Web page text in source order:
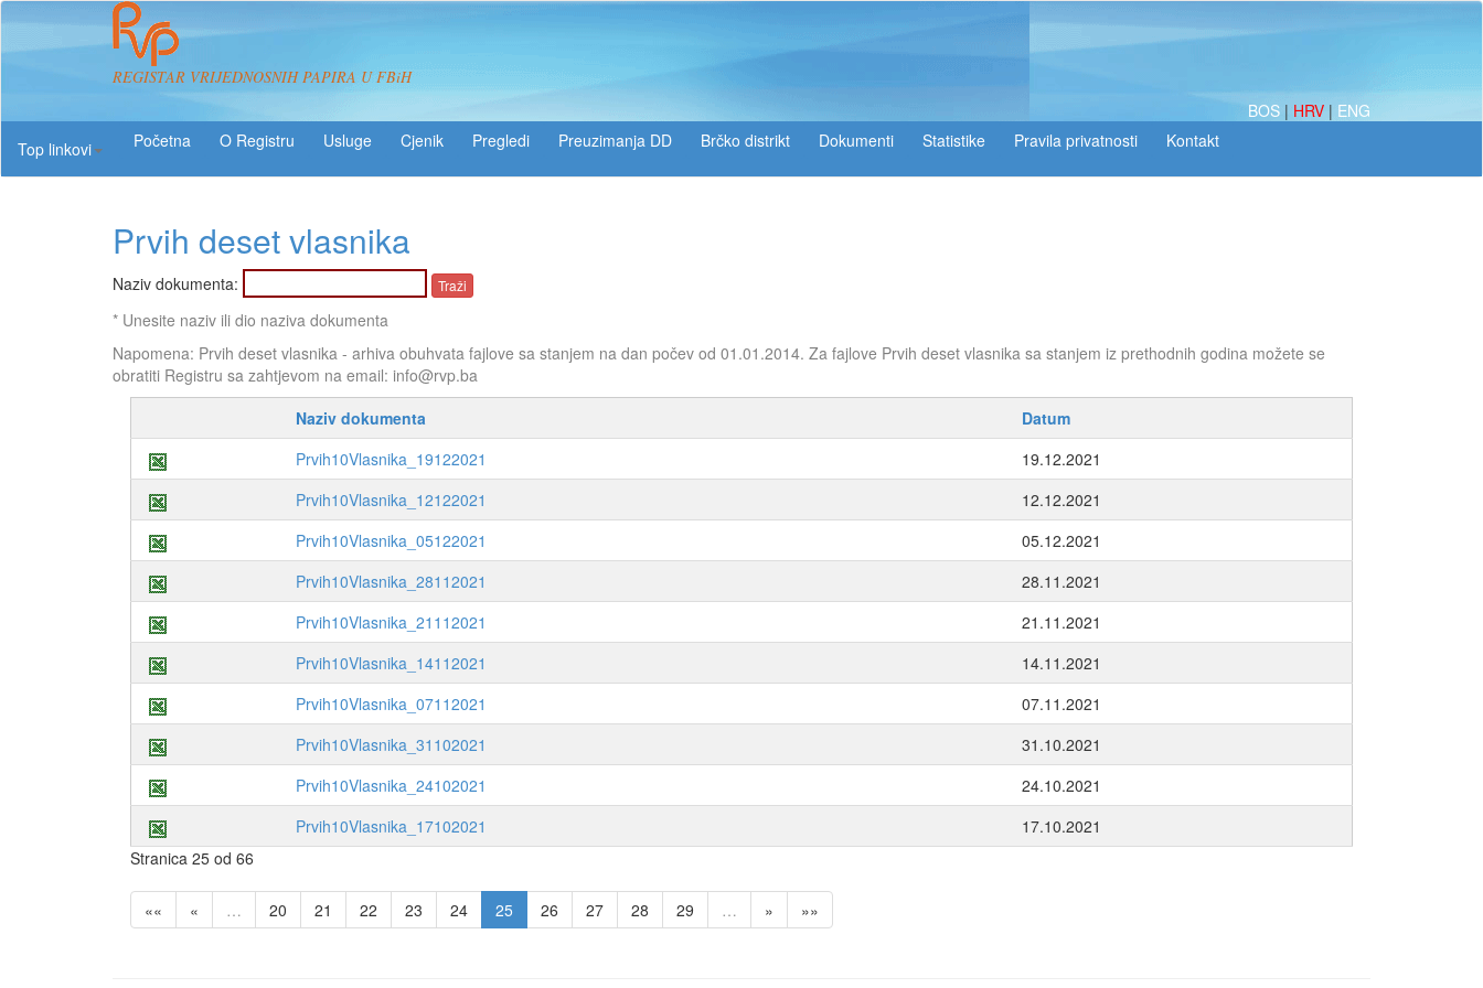
REGISTAR VRIJEDNOSNIH PAPIRA U FBiH
BOS | HRV | ENG
Top linkovi
O Registru Usluge Pregledi Preuzimanja DD Brčko distrikt Dokumenti Statistike
Prvih deset vlasnika
Naziv dokumenta:
* Unesite naziv ili dio naziva dokumenta
Napomena: Prvih deset vlasnika - arhiva obuhvata fajlove sa stanjem na dan počev od 01.01.2014. Za fajlove Prvih deset vlasnika sa stanjem iz prethodnih godina možete se
obratiti Registru sa zahtjevom na email: info@rvp.ba
Naziv dokumenta
Datum
Prvih10Vlasnika_19122021
19.12.2021
Prvih10Vlasnika_12122021
12.12.2021
Prvih10Vlasnika_05122021
05.12.2021
Prvih10Vlasnika_28112021
28.11.2021
Prvih10Vlasnika_21112021
21.11.2021
Prvih10Vlasnika_14112021
14.11.2021
Prvih10Vlasnika_07112021
07.11.2021
Prvih10Vlasnika_31102021
31.10.2021
Prvih10Vlasnika_24102021
24.10.2021
Prvih10Vlasnika_17102021
17.10.2021
Stranica 25 od 66
«« « … 20 21 22 23 24 25 26 27 28 29 … » »»